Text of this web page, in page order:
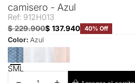
camisero - Azul
Ref: 912H013
$ 229.900$ 137.940 40% Off
Color: Azul
SML